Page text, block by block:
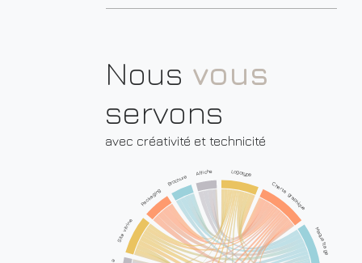
Nous vous
servons
avec créativité et technicité
Logotype
Charte graphique
Maquettage
Site vitrine
Packaging
Brochure
Affiche